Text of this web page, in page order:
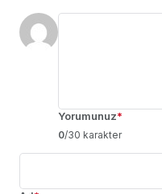
Yorumunuz*
0/30 karakter